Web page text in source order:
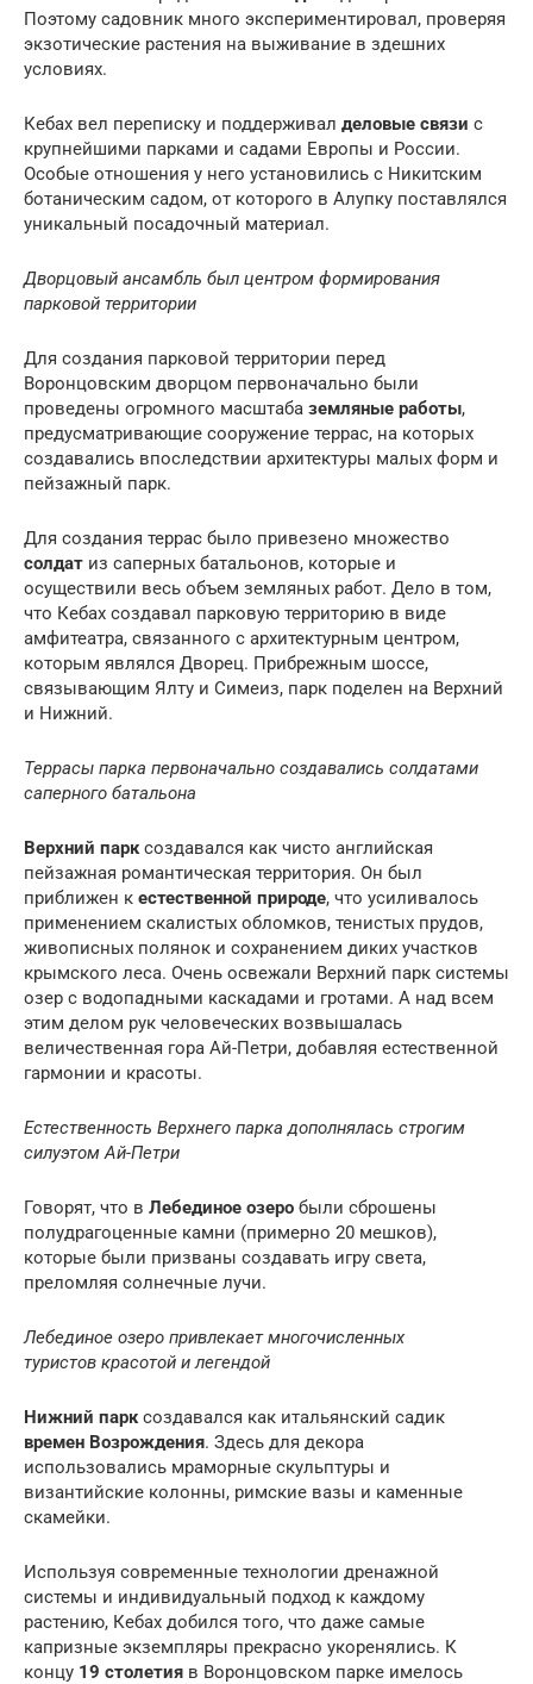
Поэтому садовник много экспериментировал, проверяя
экзотические растения на выживание в здешних
условиях.
Кебах вел переписку и поддерживал деловые связи с
крупнейшими парками и садами Европы и России.
Особые отношения у него установились с Никитским
ботаническим садом, от которого в Алупку поставлялся
уникальный посадочный материал.
Дворцовый ансамбль был центром формирования
парковой территории
Для создания парковой территории перед
Воронцовским дворцом первоначально были
проведены огромного масштаба земляные работы,
предусматривающие сооружение террас, на которых
создавались впоследствии архитектуры малых форм и
пейзажный парк.
Для создания террас было привезено множество
солдат из саперных батальонов, которые и
осуществили весь объем земляных работ. Дело в том,
что Кебах создавал парковую территорию в виде
амфитеатра, связанного с архитектурным центром,
которым являлся Дворец. Прибрежным шоссе,
связывающим Ялту и Симеиз, парк поделен на Верхний
и Нижний.
Террасы парка первоначально создавались солдатами
саперного батальона
Верхний парксоздавался как чисто английская
пейзажная романтическая территория. Он был
приближен к естественной природе, что усиливалось
применением скалистых обломков, тенистых прудов,
живописных полянок и сохранением диких участков
крымского леса. Очень освежали Верхний парк системы
озер с водопадными каскадами и гротами. А над всем
этим делом рук человеческих возвышалась
величественная гора Ай-Петри, добавляя естественной
гармонии и красоты.
Естественность Верхнего парка дополнялась строгим
силуэтом Ай-Петри
Говорят, что в Лебединое озеро были сброшены
полудрагоценные камни (примерно 20 мешков),
которые были призваны создавать игру света,
преломляя солнечные лучи.
Лебединое озеро привлекает многочисленных
туристов красотой и легендой
Нижний парксоздавался как итальянский садик
времен Возрождения. Здесь для декора
использовались мраморные скульптуры и
византийские колонны, римские вазы и каменные
скамейки.
Используя современные технологии дренажной
системы и индивидуальный подход к каждому
растению, Кебах добился того, что даже самые
капризные экземпляры прекрасно укоренялись. К
концу 19 столетия в Воронцовском парке имелось